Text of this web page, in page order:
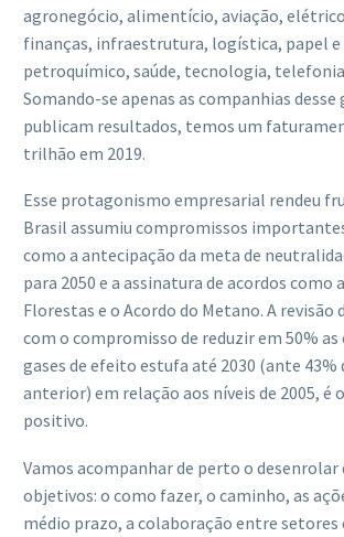
agronegócio, alimentício, aviação,
finanças, infraestrutura, logística, papel e
petroquímico, saúde, tecnologia, telefonia
Somando-se apenas as companhias desse
publicam resultados, temos um
trilhão em 2019.
Esse protagonismo empresarial rendeu
Brasil assumiu compromissos
como a antecipação da meta de
para 2050 e a assinatura de acordos como
Florestas e o Acordo do Metano. A revisão
com o compromisso de reduzir em 50% as
gases de efeito estufa até 2030 (ante 43%
anterior) em relação aos níveis de 2005, é
positivo.
Vamos acompanhar de perto o desenrolar
objetivos: o como fazer, o caminho, as
médio prazo, a colaboração entre setores